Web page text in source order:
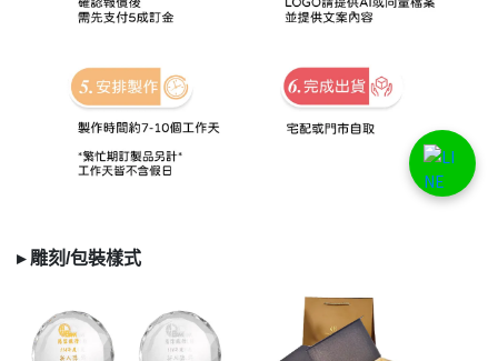
▸ 雕刻/包裝樣式